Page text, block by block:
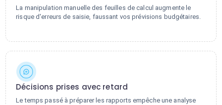
La manipulation manuelle des feuilles de calcul augmente le
risque d'erreurs de saisie, faussant vos prévisions budgétaires.
Décisions prises avec retard
Le temps passé à préparer les rapports empêche une analyse